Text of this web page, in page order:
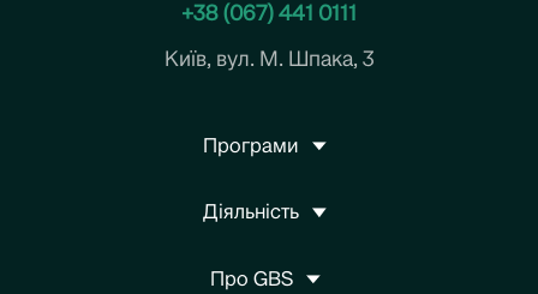
+38 (067) 441 0111
Київ, вул. М. Шпака, 3
Програми
Діяльність
Про GBS